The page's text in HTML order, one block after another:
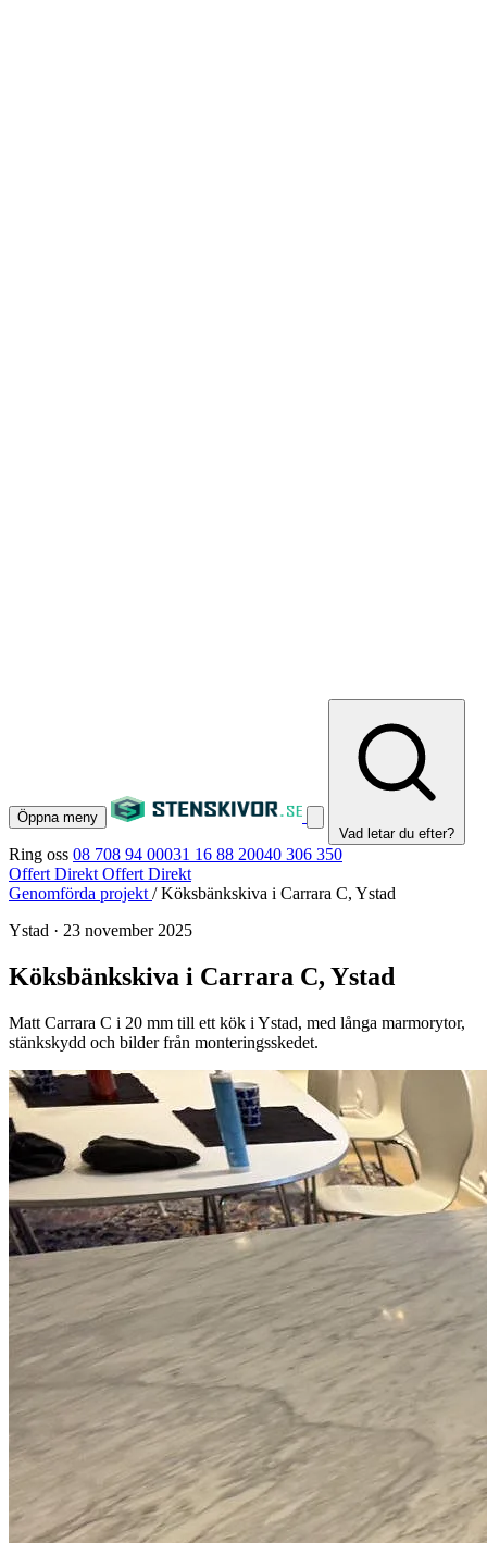
Öppna meny
Vad letar du efter?
Ring oss 08 708 94 00031 16 88 20040 306 350
Offert Direkt Offert Direkt
Genomförda projekt / Köksbänkskiva i Carrara C, Ystad
Ystad · 23 november 2025
Köksbänkskiva i Carrara C, Ystad
Matt Carrara C i 20 mm till ett kök i Ystad, med långa marmorytor,
stänkskydd och bilder från monteringsskedet.